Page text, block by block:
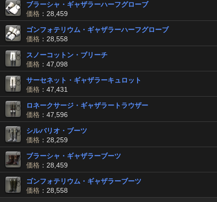
ブラーシャ・ギャザラーハーフグローブ
価格 ：28,459
ゴンフォテリウム・ギャザラーハーフグローブ
価格 ：28,558
スノーコットン・ブリーチ
価格 ：47,098
サーセネット・ギャザラーキュロット
価格 ：47,431
ロネークサージ・ギャザラートラウザー
価格 ：47,596
シルバリオ・ブーツ
価格 ：28,259
ブラーシャ・ギャザラーブーツ
価格 ：28,459
ゴンフォテリウム・ギャザラーブーツ
価格 ：28,558